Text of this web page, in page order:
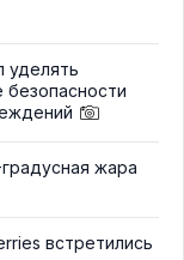
уделять
жара
встретились